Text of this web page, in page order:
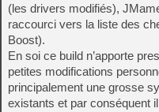
(les drivers modifiés),
raccourci vers la liste des
Boost).
En soi ce build n’apporte
petites modifications
principalement une grosse
existants et par conséquent